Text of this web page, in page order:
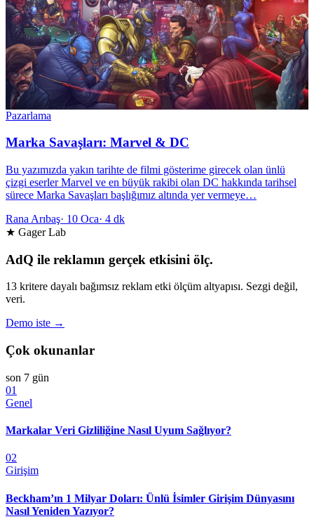
Pazarlama
Marka Savaşları: Marvel & DC
Bu yazımızda yakın tarihte de filmi gösterime girecek olan ünlü
çizgi eserler Marvel ve en büyük rakibi olan DC hakkında tarihsel
sürece Marka Savaşları başlığımız altında yer vermeye…
Rana Arıbaş· 10 Oca· 4 dk
★ Gager Lab
AdQ ile reklamın gerçek etkisini ölç.
13 kritere dayalı bağımsız reklam etki ölçüm altyapısı. Sezgi değil,
veri.
Demo iste →
Çok okunanlar
son 7 gün
01
Genel
Markalar Veri Gizliliğine Nasıl Uyum Sağlıyor?
02
Girişim
Beckham’ın 1 Milyar Doları: Ünlü İsimler Girişim Dünyasını
Nasıl Yeniden Yazıyor?